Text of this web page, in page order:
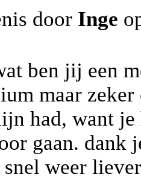
door Inge
ben jij een
maar
had, want
gaan. dank
weer